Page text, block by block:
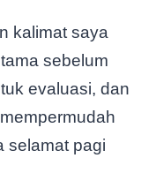
kalimat saya
sebelum
evaluasi, dan
selamat pagi